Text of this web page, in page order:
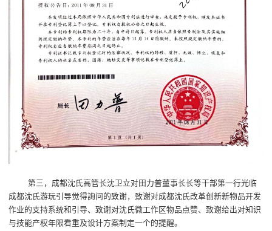
第三，成都沈氏高管长沈卫立对田力普董事长长等干部第一行光临
成都沈氏游玩引导觉得詢问的致谢，致谢对成都沈氏改革创新新物品开发
作业的支持系统和引导、致谢对沈氏微工作区物品点赞、致谢给出对知识
与技能产权年限看重及设计方案制定一个的提醒。